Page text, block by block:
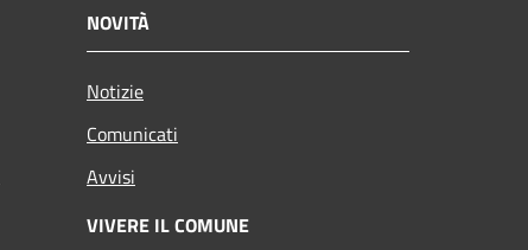
NOVITÀ
Notizie
Comunicati
Avvisi
VIVERE IL COMUNE